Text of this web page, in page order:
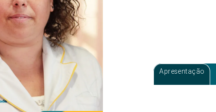
Apresentação